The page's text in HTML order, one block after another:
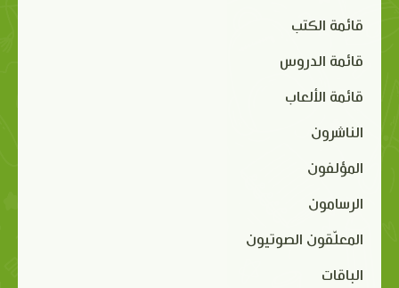
قائمة الكتب
قائمة الدروس
قائمة الألعاب
الناشرون
المؤلفون
الرسامون
المعلّقون الصوتيون
الباقات